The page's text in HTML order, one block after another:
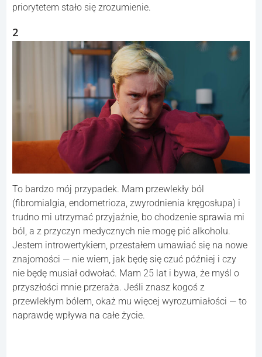
priorytetem stało się zrozumienie.
2
To bardzo mój przypadek. Mam przewlekły ból
(fibromialgia, endometrioza, zwyrodnienia kręgosłupa) i
trudno mi utrzymać przyjaźnie, bo chodzenie sprawia mi
ból, a z przyczyn medycznych nie mogę pić alkoholu.
Jestem introwertykiem, przestałem umawiać się na nowe
znajomości — nie wiem, jak będę się czuć później i czy
nie będę musiał odwołać. Mam 25 lat i bywa, że myśl o
przyszłości mnie przeraża. Jeśli znasz kogoś z
przewlekłym bólem, okaż mu więcej wyrozumiałości — to
naprawdę wpływa na całe życie.